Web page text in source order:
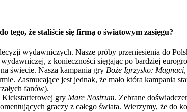
tego, że staliście się firmą o światowym zasięgu?
wydawniczych. Nasze próby przeniesienia do
z konieczności sięgając po bardziej
świecie. Nasza kampania gry Boże Igrzysko: Magnaci
Zasmucające jest jednak, że mało która kampania
fanów).
Kickstarterowej gry Mare Nostrum. Zebrane
graczy z całego świata. Wierzymy, że do